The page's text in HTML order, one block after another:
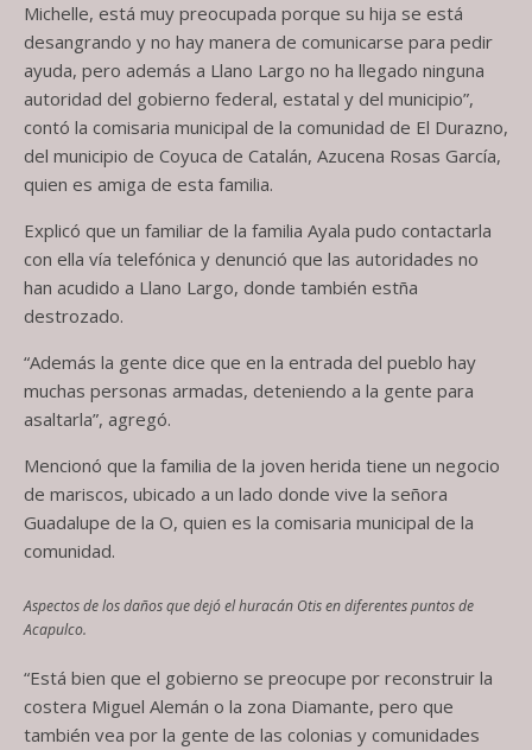
Michelle, está muy preocupada porque su hija se está
desangrando y no hay manera de comunicarse para pedir
ayuda, pero además a Llano Largo no ha llegado ninguna
autoridad del gobierno federal, estatal y del municipio”,
contó la comisaria municipal de la comunidad de El Durazno,
del municipio de Coyuca de Catalán, Azucena Rosas García,
quien es amiga de esta familia.
Explicó que un familiar de la familia Ayala pudo contactarla
con ella vía telefónica y denunció que las autoridades no
han acudido a Llano Largo, donde también estña
destrozado.
“Además la gente dice que en la entrada del pueblo hay
muchas personas armadas, deteniendo a la gente para
asaltarla”, agregó.
Mencionó que la familia de la joven herida tiene un negocio
de mariscos, ubicado a un lado donde vive la señora
Guadalupe de la O, quien es la comisaria municipal de la
comunidad.
Aspectos de los daños que dejó el huracán Otis en diferentes puntos de
Acapulco.
“Está bien que el gobierno se preocupe por reconstruir la
costera Miguel Alemán o la zona Diamante, pero que
también vea por la gente de las colonias y comunidades